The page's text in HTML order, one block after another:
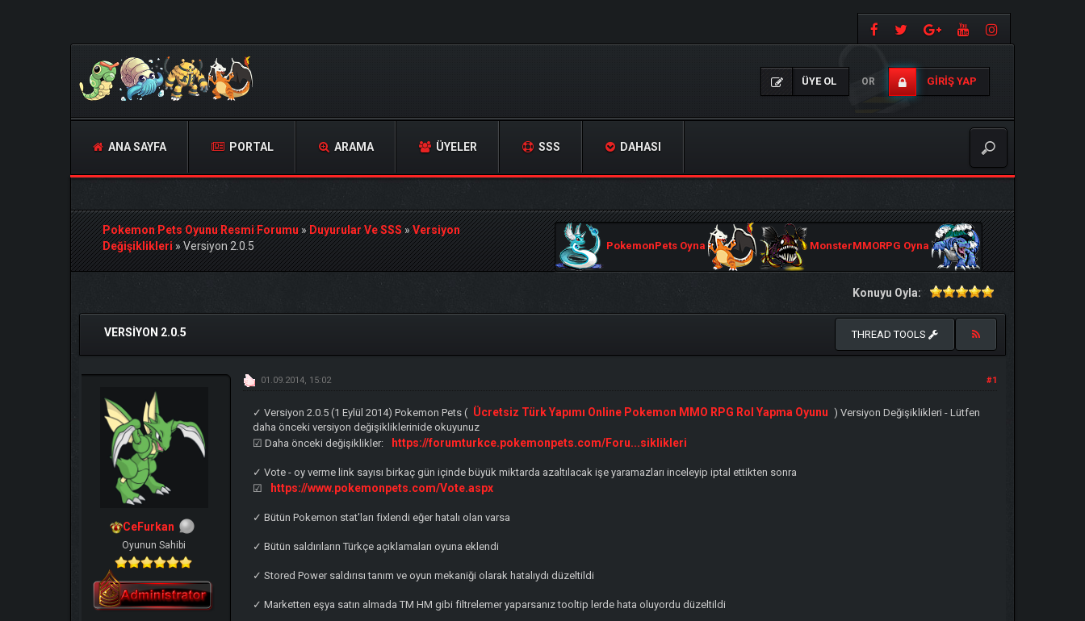
ÜYE OL OR GIRIŞ YAP
ANA SAYFA PORTAL ARAMA ÜYELER SSS DAHASI
Pokemon Pets Oyunu Resmi Forumu»Duyurular Ve SSS»Versiyon
Değişiklikleri»Versiyon 2.0.5 PokemonPets Oyna MonsterMMORPG Oyna
Konuyu Oyla:
Derecelendirme: 5/5 - 1 oy
VERSIYON 2.0.5 THREAD TOOLS
CeFurkan
Oyunun Sahibi
#1
01.09.2014, 15:02
✓ Versiyon 2.0.5 (1 Eylül 2014) Pokemon Pets ( Ücretsiz Türk Yapımı Online Pokemon MMO RPG Rol Yapma Oyunu ) Versiyon Değişiklikleri - Lütfen
daha önceki versiyon değişikliklerinide okuyunuz
☑ Daha önceki değişiklikler:
https://forumturkce.pokemonpets.com/Foru...siklikleri
✓ Vote - oy verme link sayısı birkaç gün içinde büyük miktarda azaltılacak işe yaramazları inceleyip iptal ettikten sonra
☑
https://www.pokemonpets.com/Vote.aspx
✓ Bütün Pokemon stat'ları fixlendi eğer hatalı olan varsa
✓ Bütün saldırıların Türkçe açıklamaları oyuna eklendi
✓ Stored Power saldırısı tanım ve oyun mekaniği olarak hatalıydı düzeltildi
✓ Marketten eşya satın almada TM HM gibi filtrelemer yaparsanız tooltip lerde hata oluyordu düzeltildi